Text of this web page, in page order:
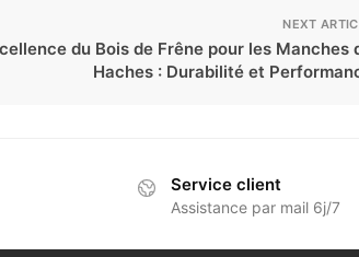
NEXT
du Bois de Frêne pour les Manches
Haches : Durabilité et
Service client
Assistance par mail 6j/7